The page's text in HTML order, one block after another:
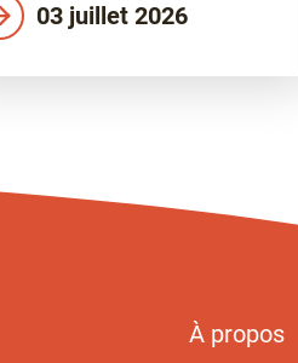
03 juillet 2026
À propos